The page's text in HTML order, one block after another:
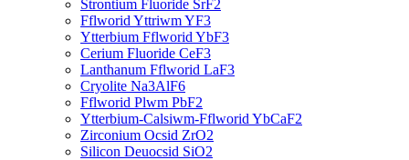
Strontium Fluoride SrF2
Fflworid Yttriwm YF3
Ytterbium Fflworid YbF3
Cerium Fluoride CeF3
Lanthanum Fflworid LaF3
Cryolite Na3AlF6
Fflworid Plwm PbF2
Ytterbium-Calsiwm-Fflworid YbCaF2
Zirconium Ocsid ZrO2
Silicon Deuocsid SiO2